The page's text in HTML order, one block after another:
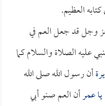
العظيم.
وجل قد جعل العم في
عليه الصلاة والسلام كما
أن رسول الله صلى الله
عمرأن العم صنو أبي